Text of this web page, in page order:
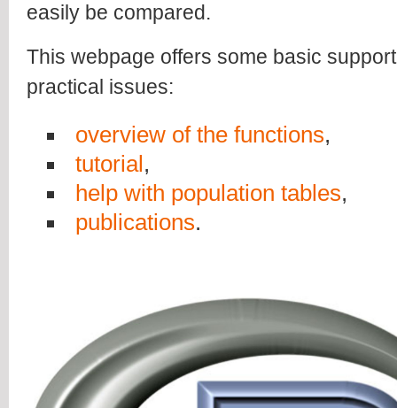
easily be compared.
This webpage offers some basic
practical issues:
overview of the functions,
tutorial,
help with population tables,
publications.